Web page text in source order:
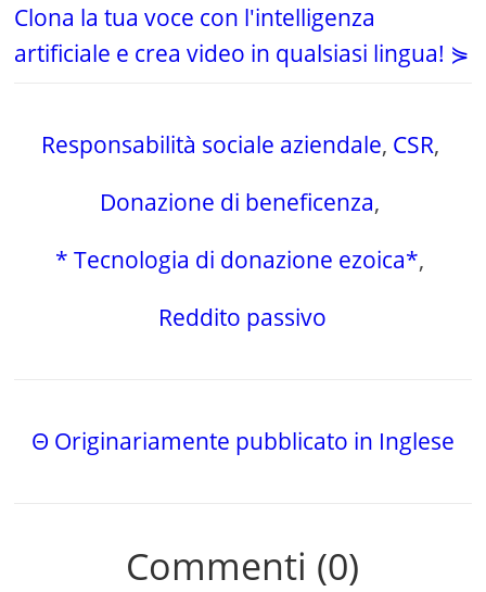
Clona la tua voce con l'intelligenza
artificiale e crea video in qualsiasi lingua! ⋟
Responsabilità sociale aziendale, CSR,
Donazione di beneficenza,
* Tecnologia di donazione ezoica*,
Reddito passivo
Θ Originariamente pubblicato in Inglese
Commenti (0)